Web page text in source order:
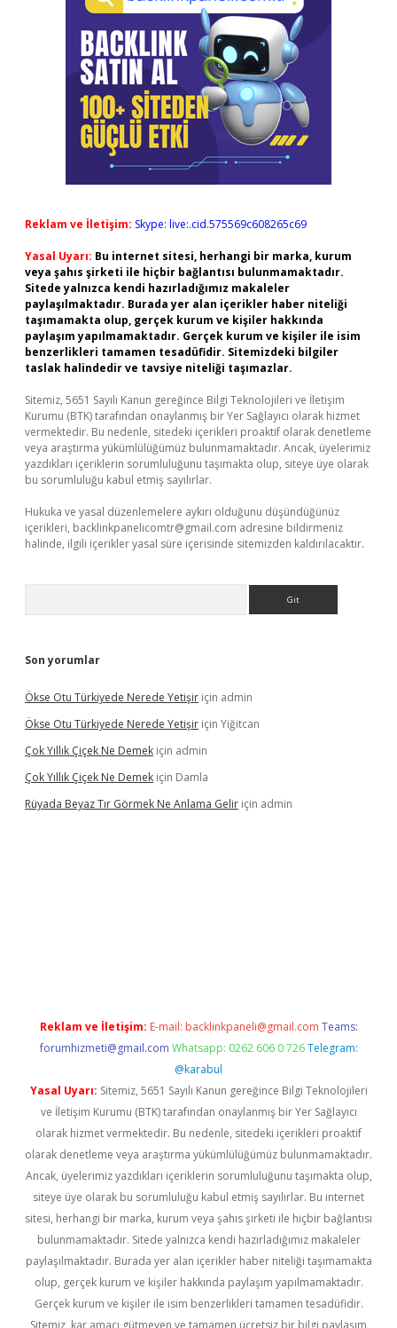
Reklam ve İletişim: Skype: live:.cid.575569c608265c69
Yasal Uyarı: Bu internet sitesi, herhangi bir marka, kurum
veya şahıs şirketi ile hiçbir bağlantısı bulunmamaktadır.
Sitede yalnızca kendi hazırladığımız makaleler
paylaşılmaktadır. Burada yer alan içerikler haber niteliği
taşımamakta olup, gerçek kurum ve kişiler hakkında
paylaşım yapılmamaktadır. Gerçek kurum ve kişiler ile isim
benzerlikleri tamamen tesadüfidir. Sitemizdeki bilgiler
taslak halindedir ve tavsiye niteliği taşımazlar.
Sitemiz, 5651 Sayılı Kanun gereğince Bilgi Teknolojileri ve İletişim
Kurumu (BTK) tarafından onaylanmış bir Yer Sağlayıcı olarak hizmet
vermektedir. Bu nedenle, sitedeki içerikleri proaktif olarak denetleme
veya araştırma yükümlülüğümüz bulunmamaktadır. Ancak, üyelerimiz
yazdıkları içeriklerin sorumluluğunu taşımakta olup, siteye üye olarak
bu sorumluluğu kabul etmiş sayılırlar.
Hukuka ve yasal düzenlemelere aykırı olduğunu düşündüğünüz
içerikleri, backlinkpanelicomtr@gmail.com adresine bildirmeniz
halinde, ilgili içerikler yasal süre içerisinde sitemizden kaldırılacaktır.
Son yorumlar
Ökse Otu Türkiyede Nerede Yetişir için admin
Ökse Otu Türkiyede Nerede Yetişir için Yiğitcan
Çok Yıllık Çiçek Ne Demek için admin
Çok Yıllık Çiçek Ne Demek için Damla
Rüyada Beyaz Tır Görmek Ne Anlama Gelir için admin
Reklam ve İletişim: E-mail: backlinkpaneli@gmail.com Teams:
forumhizmeti@gmail.com Whatsapp: 0262 606 0 726 Telegram:
@karabul
Yasal Uyarı: Sitemiz, 5651 Sayılı Kanun gereğince Bilgi Teknolojileri
ve İletişim Kurumu (BTK) tarafından onaylanmış bir Yer Sağlayıcı
olarak hizmet vermektedir. Bu nedenle, sitedeki içerikleri proaktif
olarak denetleme veya araştırma yükümlülüğümüz bulunmamaktadır.
Ancak, üyelerimiz yazdıkları içeriklerin sorumluluğunu taşımakta olup,
siteye üye olarak bu sorumluluğu kabul etmiş sayılırlar. Bu internet
sitesi, herhangi bir marka, kurum veya şahıs şirketi ile hiçbir bağlantısı
bulunmamaktadır. Sitede yalnızca kendi hazırladığımız makaleler
paylaşılmaktadır. Burada yer alan içerikler haber niteliği taşımamakta
olup, gerçek kurum ve kişiler hakkında paylaşım yapılmamaktadır.
Gerçek kurum ve kişiler ile isim benzerlikleri tamamen tesadüfidir.
Sitemiz, kar amacı gütmeyen ve tamamen ücretsiz bir bilgi paylaşım